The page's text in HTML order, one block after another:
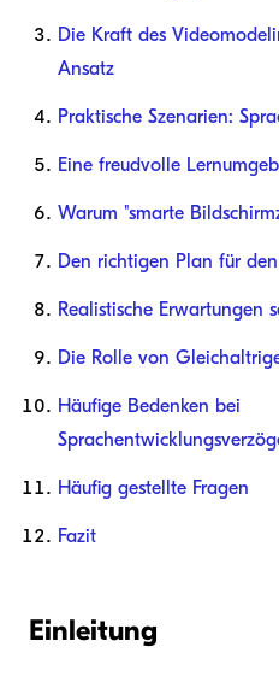
Die Kraft des
Ansatz
Praktische Szenarien:
Eine freudvolle
Warum "smarte
Den richtigen Plan für
Realistische Erwartungen
Die Rolle von
Häufige Bedenken bei
Häufig gestellte Fragen
Fazit
Einleitung